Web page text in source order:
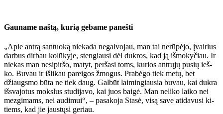
Gau­na­me naš­tą, ku­rią ge­ba­me pa­neš­ti
„Apie an­trą san­tuo­ką nie­ka­da ne­gal­vo­jau, man tai ne­rū­pė­jo, įvai­rius
dar­bus dir­bau ko­lū­ky­je, sten­giau­si dėl duk­ros, kad ją iš­mo­ky­čiau. Ir
nie­kas man ne­si­pir­šo, ma­tyt, per­ša­si toms, ku­rios ant­rų­jų pu­sių ieš­
ko. Bu­vau ir iš­li­kau pa­rei­gos žmo­gus. Pra­bė­go tiek me­tų, bet
džiaugs­mo bū­ta ne tiek daug. Gal­būt lai­min­giau­sia bu­vau, kai duk­ra
iš­sva­jo­tus moks­lus stu­di­ja­vo, kai juos bai­gė. Man ne­li­ko lai­ko nei
mez­gi­mams, nei au­di­mui“, – pa­sa­ko­ja Sta­sė, vi­są sa­ve ati­da­vu­si ki­
tiems, kad jie jaus­tų­si ge­riau.